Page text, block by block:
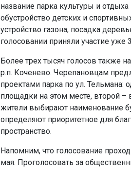
название парка культуры и
обустройство детских и
устройство газона, посадка
голосовании приняли участие уже
Более трех тысяч голосов также
р.п. Коченево. Черепановцам
проектами парка по ул. Тельмана:
площадки на этом месте, второй
жители выбирают наименование
определяют приоритетное для
пространство.
Напомним, что голосование
мая. Проголосовать за